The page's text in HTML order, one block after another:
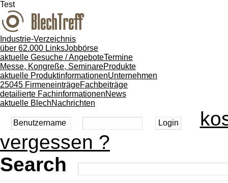
Test
Industrie-Verzeichnis
über 62.000 LinksJobbörse
aktuelle Gesuche / AngeboteTermine
Messe, Kongreße, SeminareProdukte
aktuelle ProduktinformationenUnternehmen
25045 FirmeneinträgeFachbeiträge
detailierte FachinformationenNews
aktuelle BlechNachrichten
vergessen ?
Search